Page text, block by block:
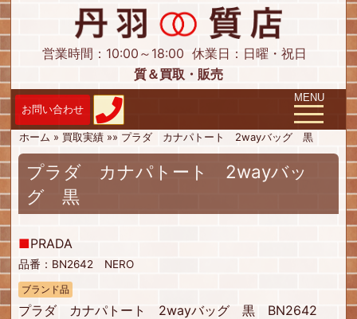
営業時間：10:00～18:00 休業日：日曜・祝日
質＆買取・販売
Toggle
MENU
ホーム » 買取実績 »» プラダ カナパトート 2wayバッグ 黒
プラダ カナパトート 2wayバッ
グ 黒
■PRADA
品番：BN2642 NERO
ブランド品
プラダ カナパトート 2wayバッグ 黒 BN2642